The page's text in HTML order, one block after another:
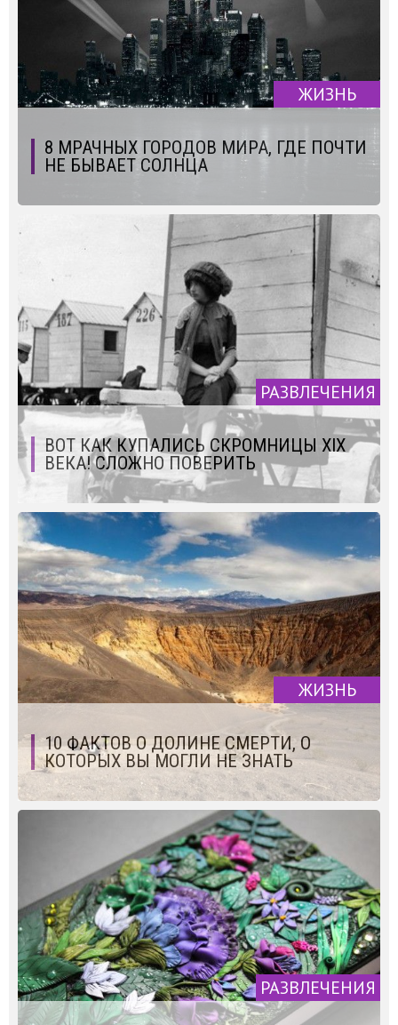
ЖИЗНЬ
8 МРАЧНЫХ ГОРОДОВ МИРА, ГДЕ ПОЧТИ
НЕ БЫВАЕТ СОЛНЦА
РАЗВЛЕЧЕНИЯ
ВОТ КАК КУПАЛИСЬ СКРОМНИЦЫ XIX
ВЕКА! СЛОЖНО ПОВЕРИТЬ
ЖИЗНЬ
10 ФАКТОВ О ДОЛИНЕ СМЕРТИ, О
КОТОРЫХ ВЫ МОГЛИ НЕ ЗНАТЬ
РАЗВЛЕЧЕНИЯ